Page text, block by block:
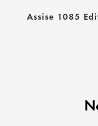
Assise 1085